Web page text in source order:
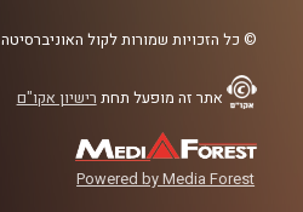
© כל הזכויות שמורות לקול האוניברסיטה
אתר זה מופעל תחת רישיון אקו"ם
Powered by Media Forest